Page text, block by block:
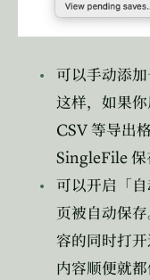
可以手动添加
这样，如果
CSV等导出
SingleFile保
可以开启「
页被自动保
容的同时打开
内容顺便就都